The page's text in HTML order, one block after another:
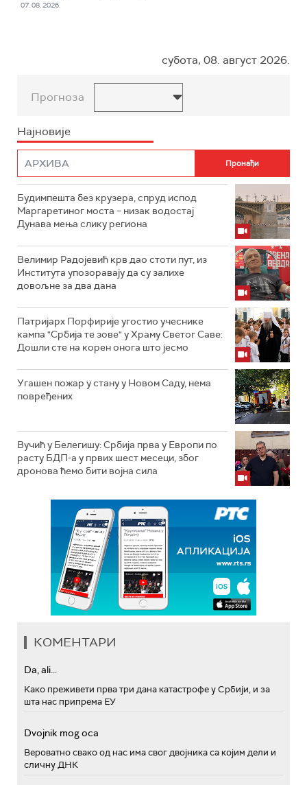
07. 08. 2026.
субота, 08. август 2026.
Прогноза
Најновије
Будимпешта без крузера, спруд испод
Маргаретиног моста – низак водостај
Дунава мења слику региона
Велимир Радојевић крв дао стоти пут, из
Института упозоравају да су залихе
довољне за два дана
Патријарх Порфирије угостио учеснике
кампа "Србија те зове" у Храму Светог Саве:
Дошли сте на корен онога што јесмо
Угашен пожар у стану у Новом Саду, нема
повређених
Вучић у Белегишу: Србија прва у Европи по
расту БДП-а у првих шест месеци, због
дронова ћемо бити војна сила
КОМЕНТАРИ
Da, ali...
Како преживети прва три дана катастрофе у Србији, и за
шта нас припрема ЕУ
Dvojnik mog oca
Вероватно свако од нас има свог двојника са којим дели и
сличну ДНК